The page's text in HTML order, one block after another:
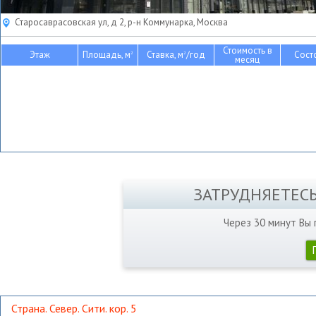
Старосаврасовская ул, д 2, р-н Коммунарка, Москва
Этаж Площадь, м2 Ставка, м2/год Стоимость в
месяц
Через 30 минут Вы
Страна. Север. Сити. кор. 5